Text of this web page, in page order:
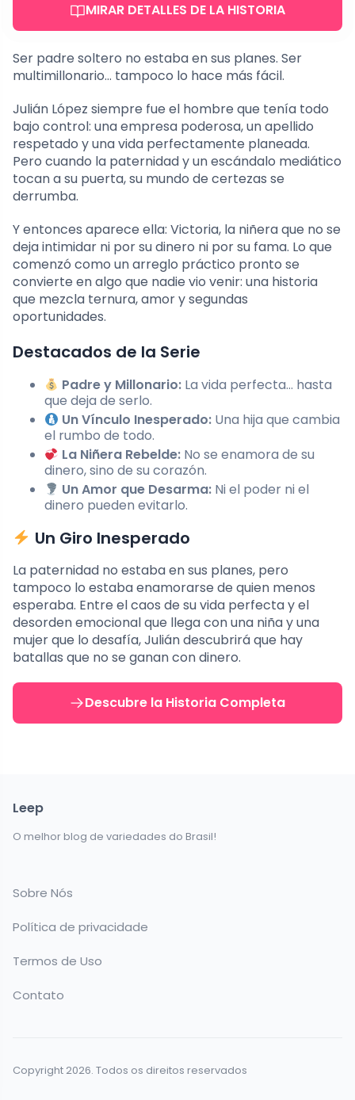
MIRAR DETALLES DE LA HISTORIA
Ser padre soltero no estaba en sus planes. Ser
multimillonario… tampoco lo hace más fácil.
Julián López siempre fue el hombre que tenía todo
bajo control: una empresa poderosa, un apellido
respetado y una vida perfectamente planeada.
Pero cuando la paternidad y un escándalo mediático
tocan a su puerta, su mundo de certezas se
derrumba.
Y entonces aparece ella: Victoria, la niñera que no se
deja intimidar ni por su dinero ni por su fama. Lo que
comenzó como un arreglo práctico pronto se
convierte en algo que nadie vio venir: una historia
que mezcla ternura, amor y segundas
oportunidades.
Destacados de la Serie
Padre y Millonario: La vida perfecta… hasta
que deja de serlo.
Un Vínculo Inesperado: Una hija que cambia
el rumbo de todo.
La Niñera Rebelde: No se enamora de su
dinero, sino de su corazón.
Un Amor que Desarma: Ni el poder ni el
dinero pueden evitarlo.
Un Giro Inesperado
La paternidad no estaba en sus planes, pero
tampoco lo estaba enamorarse de quien menos
esperaba. Entre el caos de su vida perfecta y el
desorden emocional que llega con una niña y una
mujer que lo desafía, Julián descubrirá que hay
batallas que no se ganan con dinero.
Descubre la Historia Completa
Leep
O melhor blog de variedades do Brasil!
Sobre Nós
Política de privacidade
Termos de Uso
Contato
Copyright 2026. Todos os direitos reservados